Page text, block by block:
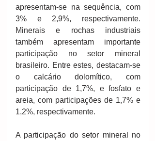
apresentam‐se na sequência, com
3% e 2,9%, respectivamente.
Minerais e rochas industriais
também apresentam importante
participação no setor mineral
brasileiro. Entre estes, destacam‐se
o calcário dolomítico, com
participação de 1,7%, e fosfato e
areia, com participações de 1,7% e
1,2%, respectivamente.
A participação do setor mineral no